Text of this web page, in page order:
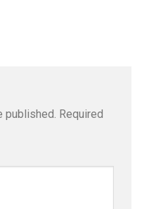
published. Required